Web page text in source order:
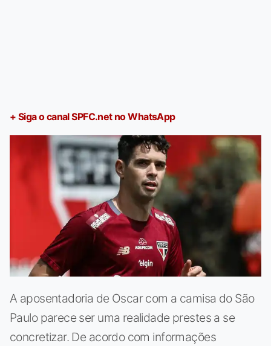
+ Siga o canal SPFC.net no WhatsApp
A aposentadoria de Oscar com a camisa do São
Paulo parece ser uma realidade prestes a se
concretizar. De acordo com informações